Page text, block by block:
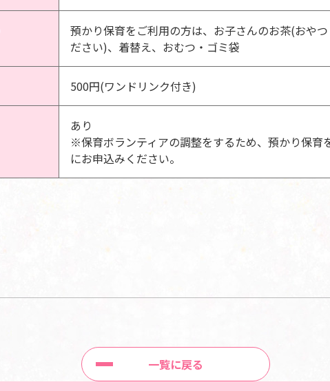
預かり保育をご利用の方は、お子さんのお茶(おや
ださい)、着替え、おむつ・ゴミ袋
500円(ワンドリンク付き)
あり
※保育ボランティアの調整をするため、預かり保育
にお申込みください。
一覧に戻る